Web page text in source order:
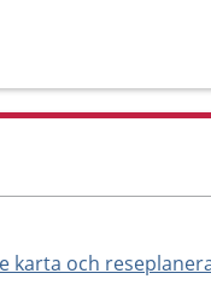
karta och